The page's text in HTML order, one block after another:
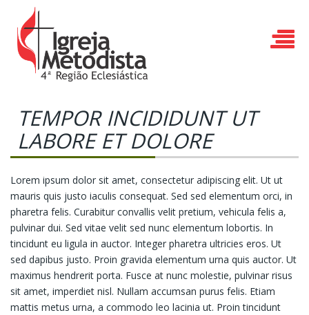
TEMPOR INCIDIDUNT UT
LABORE ET DOLORE
Lorem ipsum dolor sit amet, consectetur adipiscing elit. Ut ut
mauris quis justo iaculis consequat. Sed sed elementum orci, in
pharetra felis. Curabitur convallis velit pretium, vehicula felis a,
pulvinar dui. Sed vitae velit sed nunc elementum lobortis. In
tincidunt eu ligula in auctor. Integer pharetra ultricies eros. Ut
sed dapibus justo. Proin gravida elementum urna quis auctor. Ut
maximus hendrerit porta. Fusce at nunc molestie, pulvinar risus
sit amet, imperdiet nisl. Nullam accumsan purus felis. Etiam
mattis metus urna, a commodo leo lacinia ut. Proin tincidunt